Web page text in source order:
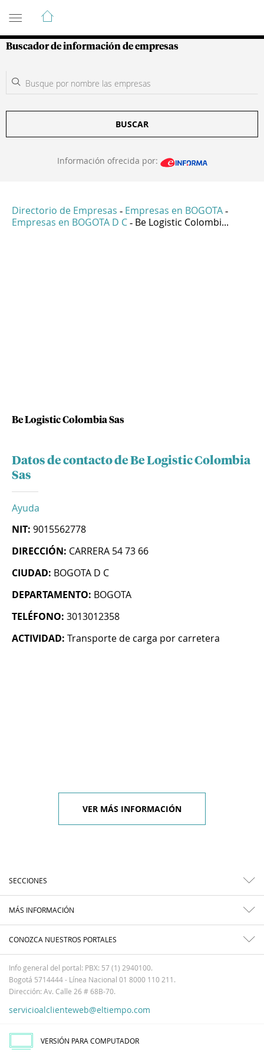
Guía de Empresas Colombianas
Buscador de información de empresas
BUSCAR
Información ofrecida por:
Directorio de Empresas - Empresas en BOGOTA -
Empresas en BOGOTA D C - Be Logistic Colombi...
Be Logistic Colombia Sas
Datos de contacto de Be Logistic Colombia
Sas
Ayuda
NIT: 9015562778
DIRECCIÓN: CARRERA 54 73 66
CIUDAD: BOGOTA D C
DEPARTAMENTO: BOGOTA
TELÉFONO: 3013012358
ACTIVIDAD: Transporte de carga por carretera
VER MÁS INFORMACIÓN
SECCIONES
MÁS INFORMACIÓN
CONOZCA NUESTROS PORTALES
Info general del portal: PBX: 57 (1) 2940100.
Bogotá 5714444 - Línea Nacional 01 8000 110 211.
Dirección: Av. Calle 26 # 68B-70.
servicioalclienteweb@eltiempo.com
VERSIÓN PARA COMPUTADOR